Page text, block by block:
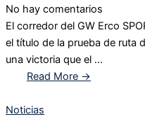
No hay comentarios
El corredor del GW Erco
el título de la prueba de ruta
una victoria que el ...
Read More →
Noticias